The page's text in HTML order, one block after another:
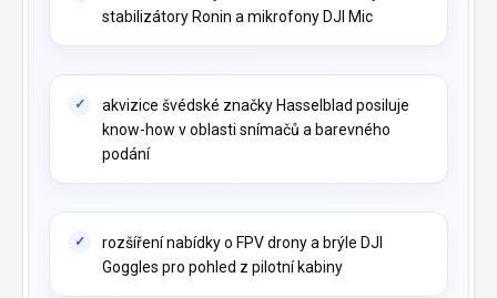
stabilizátory Ronin a mikrofony DJI Mic
akvizice švédské značky Hasselblad posiluje
know-how v oblasti snímačů a barevného
podání
rozšíření nabídky o FPV drony a brýle DJI
Goggles pro pohled z pilotní kabiny